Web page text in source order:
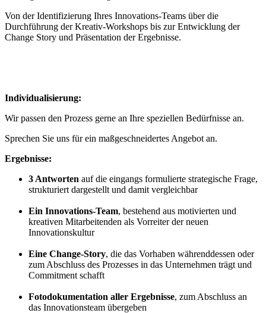
Von der Identifizierung Ihres Innovations-Teams über die
Durchführung der Kreativ-Workshops bis zur Entwicklung der
Change Story und Präsentation der Ergebnisse.
Individualisierung:
Wir passen den Prozess gerne an Ihre speziellen Bedürfnisse an.
Sprechen Sie uns für ein maßgeschneidertes Angebot an.
Ergebnisse:
3 Antworten auf die eingangs formulierte strategische Frage,
strukturiert dargestellt und damit vergleichbar
Ein Innovations-Team, bestehend aus motivierten und
kreativen Mitarbeitenden als Vorreiter der neuen
Innovationskultur
Eine Change-Story, die das Vorhaben währenddessen oder
zum Abschluss des Prozesses in das Unternehmen trägt und
Commitment schafft
Fotodokumentation aller Ergebnisse, zum Abschluss an
das Innovationsteam übergeben